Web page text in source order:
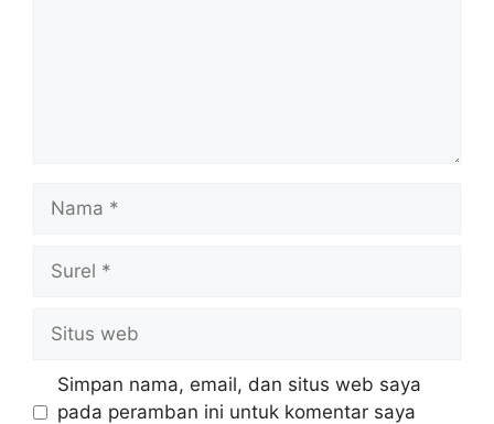
Nama
Surel
Situs
web
Simpan nama, email, dan situs web saya
pada peramban ini untuk komentar saya